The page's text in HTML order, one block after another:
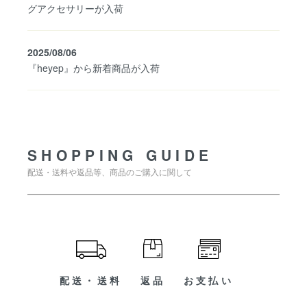
グアクセサリーが入荷
2025/08/06
『heyep』から新着商品が入荷
SHOPPING GUIDE
配送・送料や返品等、商品のご購入に関して
配送・送料 返品 お支払い